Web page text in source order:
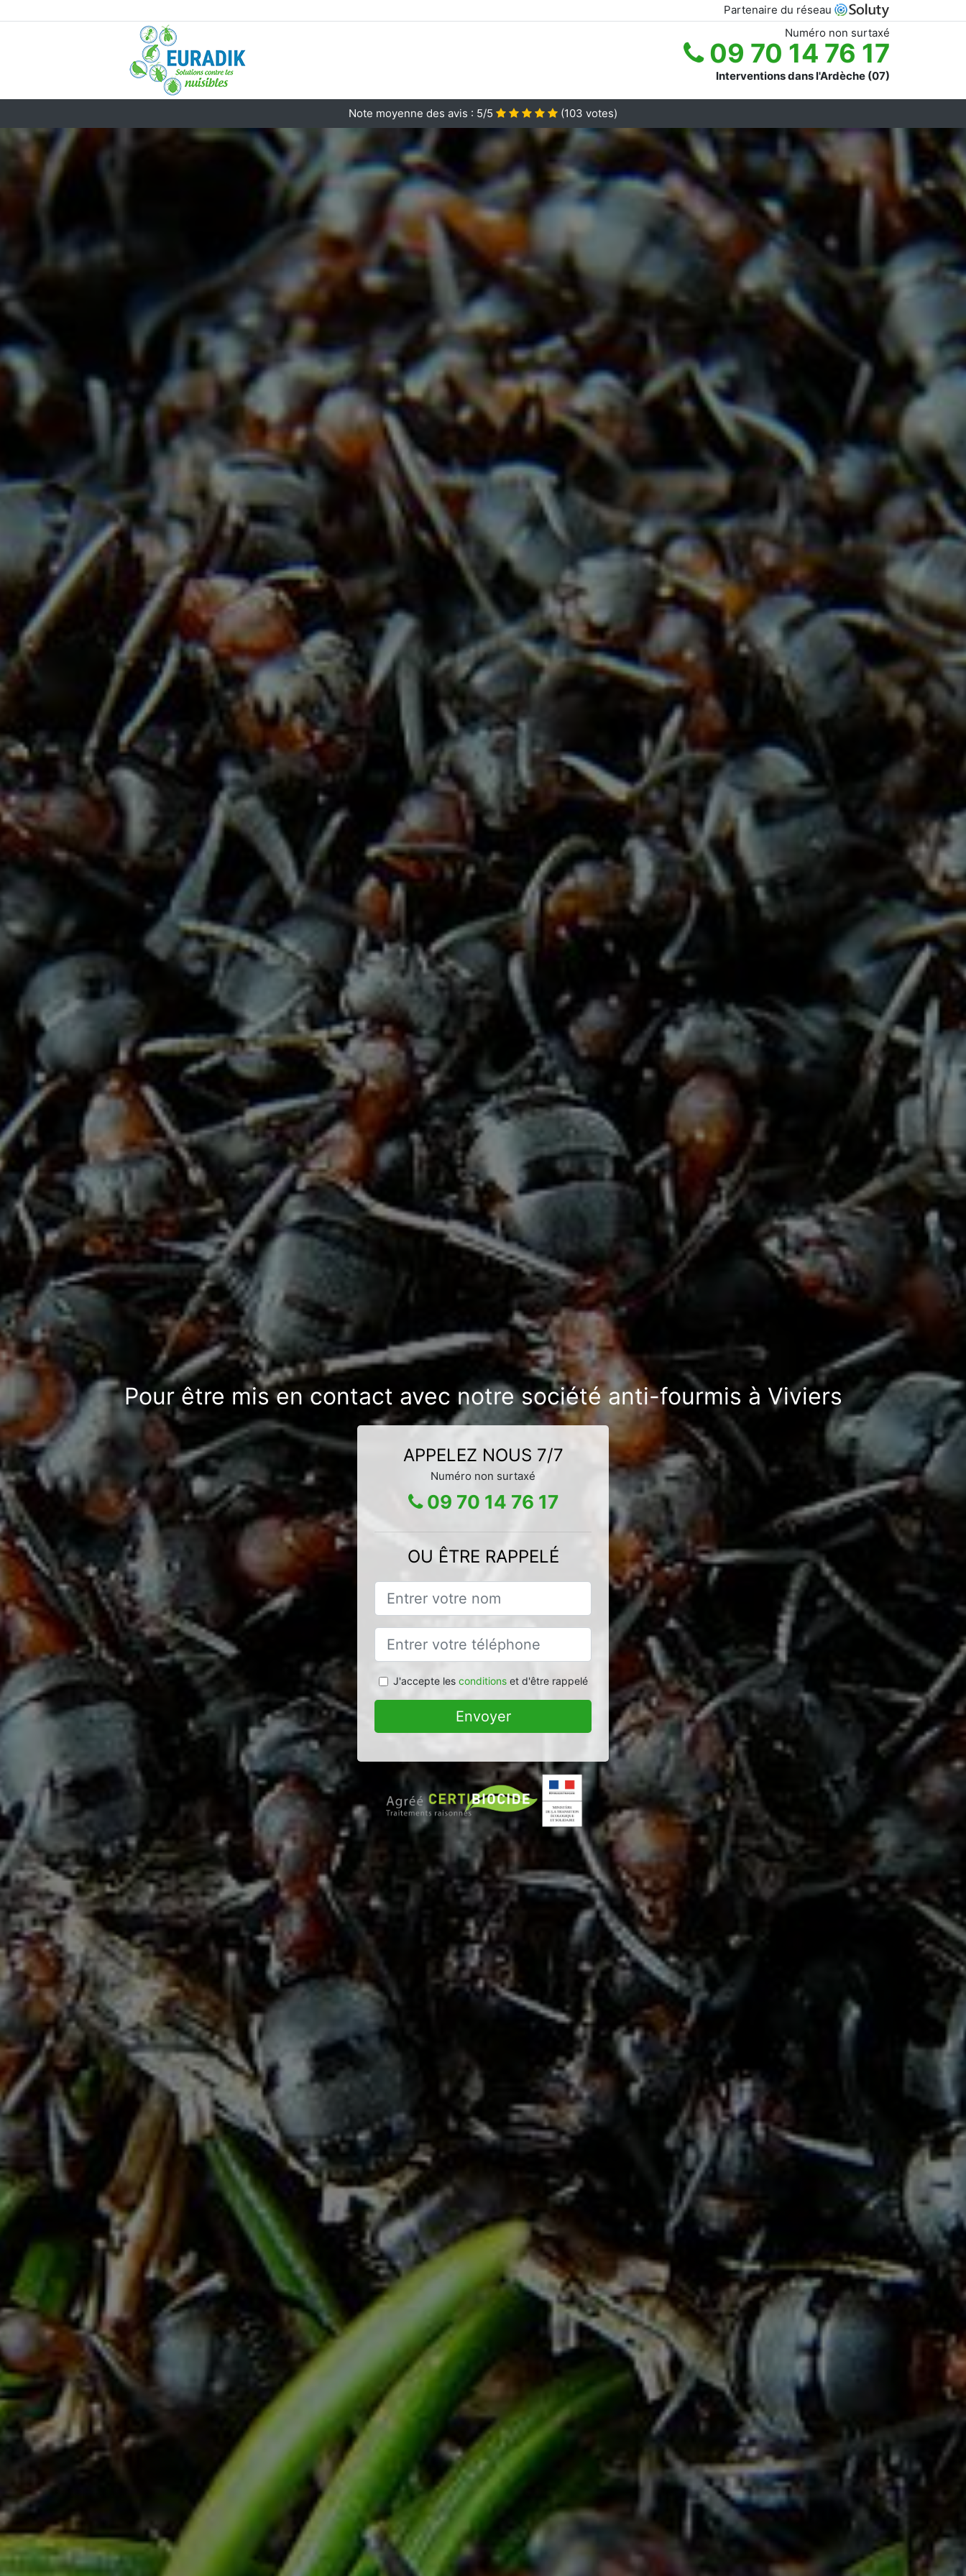
Partenaire du réseau
Numéro non surtaxé
09 70 14 76 17
Interventions dans l'Ardèche (07)
Note moyenne des avis : 5/5 (103 votes)
Pour être mis en contact avec notre société anti-fourmis à Viviers
APPELEZ NOUS 7/7
Numéro non surtaxé
09 70 14 76 17
OU ÊTRE RAPPELÉ
J'accepte les conditionset d'être rappelé
Envoyer